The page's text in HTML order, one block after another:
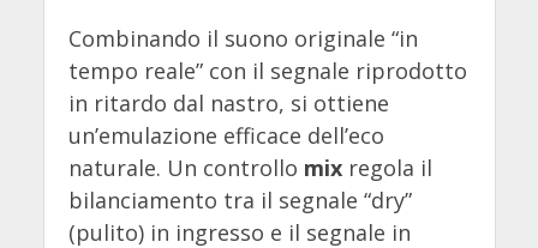
Combinando il suono originale “in
tempo reale” con il segnale riprodotto
in ritardo dal nastro, si ottiene
un’emulazione efficace dell’eco
naturale. Un controllo mixregola il
bilanciamento tra il segnale “dry”
(pulito) in ingresso e il segnale in